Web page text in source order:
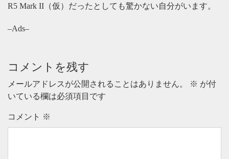
R5 Mark II（仮）だったとしても驚かない自分がいます。
–Ads–
コメントを残す
メールアドレスが公開されることはありません。 ※ が付
いている欄は必須項目です
コメント ※